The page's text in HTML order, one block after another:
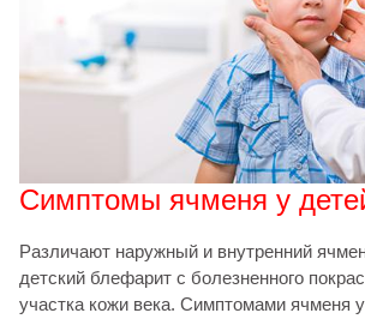
Симптомы ячменя у
Различают наружный и внутренний
детский блефарит с болезненного
участка кожи века. Симптомами ячменя